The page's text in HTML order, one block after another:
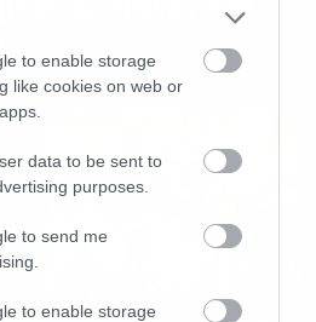
to enable storage
like cookies on web or
data to be sent to
purposes.
to send me
to enable storage
οι Νάνοι στο